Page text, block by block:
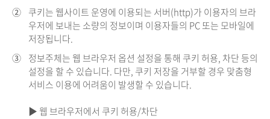
② 쿠키는 웹사이트 운영에 이용되는 서버(http)가 이용자의 브라
우저에 보내는 소량의 정보이며 이용자들의 PC 또는 모바일에
저장됩니다.
③ 정보주체는 웹 브라우저 옵션 설정을 통해 쿠키 허용, 차단 등의
설정을 할 수 있습니다. 다만, 쿠키 저장을 거부할 경우 맞춤형
서비스 이용에 어려움이 발생할 수 있습니다.
▶ 웹 브라우저에서 쿠키 허용/차단